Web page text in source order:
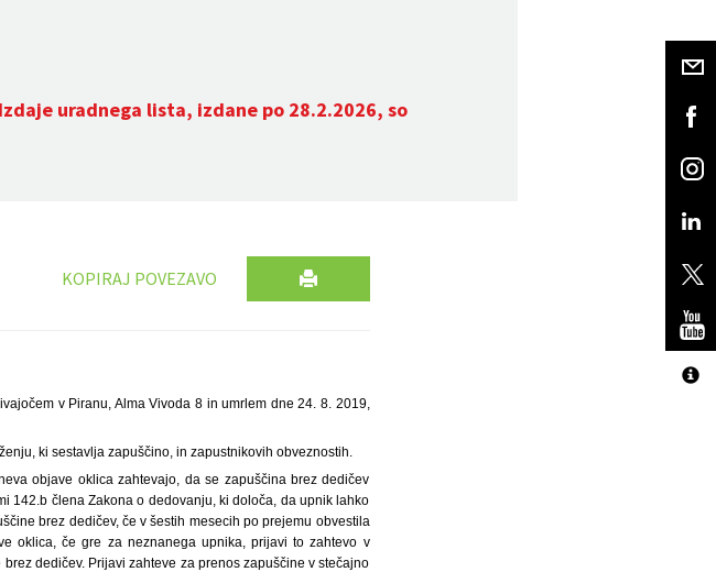
uradnega lista, izdane po 28.2.2026, so
KOPIRAJ POVEZAVO
v Piranu, Alma Vivoda 8 in umrlem dne 24. 8. 2019,
ki sestavlja zapuščino, in zapustnikovih obveznostih.
objave oklica zahtevajo, da se zapuščina brez dedičev
142.b člena Zakona o dedovanju, ki določa, da upnik lahko
brez dedičev, če v šestih mesecih po prejemu obvestila
oklica, če gre za neznanega upnika, prijavi to zahtevo v
dedičev. Prijavi zahteve za prenos zapuščine v stečajno